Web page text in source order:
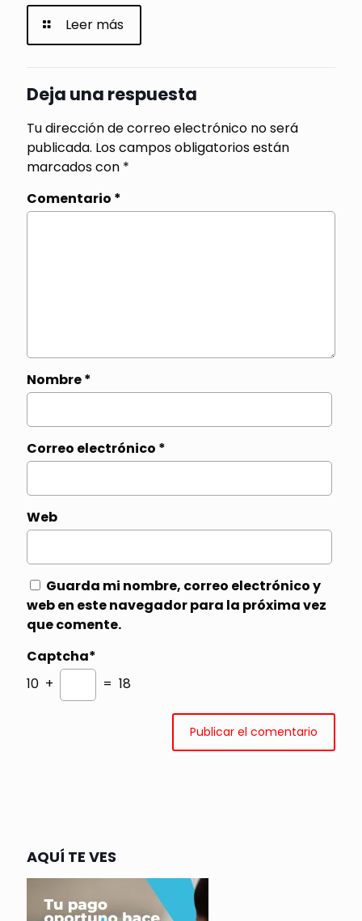
Leer más
Deja una respuesta
Tu dirección de correo electrónico no será
publicada. Los campos obligatorios están
marcados con *
Comentario *
Nombre*
Correo electrónico *
Web
Guarda mi nombre, correo electrónico y
web en este navegador para la próxima vez
que comente.
Captcha*
10 +
= 18
AQUÍ TE VES